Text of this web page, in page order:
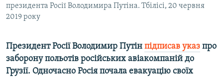
Усі сайти RFE/RL
президента Росії Володимира Путіна. Тбілісі, 20 червня
2019 року
Президент Росії Володимир Путін підписав указ про
заборону польотів російських авіакомпаній до
Грузії. Одночасно Росія почала евакуацію своїх